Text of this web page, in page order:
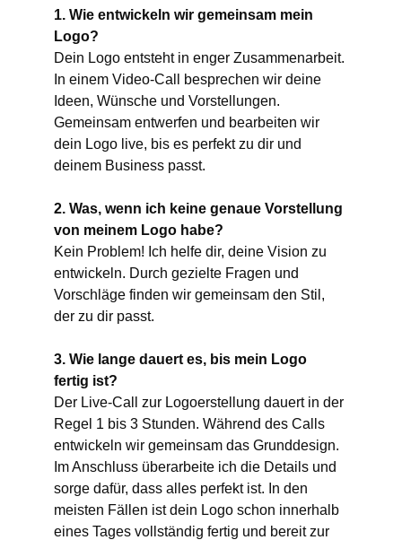
1. Wie entwickeln wir gemeinsam mein
Logo?
Dein Logo entsteht in enger Zusammenarbeit.
In einem Video-Call besprechen wir deine
Ideen, Wünsche und Vorstellungen.
Gemeinsam entwerfen und bearbeiten wir
dein Logo live, bis es perfekt zu dir und
deinem Business passt.
2. Was, wenn ich keine genaue Vorstellung
von meinem Logo habe?
Kein Problem! Ich helfe dir, deine Vision zu
entwickeln. Durch gezielte Fragen und
Vorschläge finden wir gemeinsam den Stil,
der zu dir passt.
3. Wie lange dauert es, bis mein Logo
fertig ist?
Der Live-Call zur Logoerstellung dauert in der
Regel 1 bis 3 Stunden. Während des Calls
entwickeln wir gemeinsam das Grunddesign.
Im Anschluss überarbeite ich die Details und
sorge dafür, dass alles perfekt ist. In den
meisten Fällen ist dein Logo schon innerhalb
eines Tages vollständig fertig und bereit zur